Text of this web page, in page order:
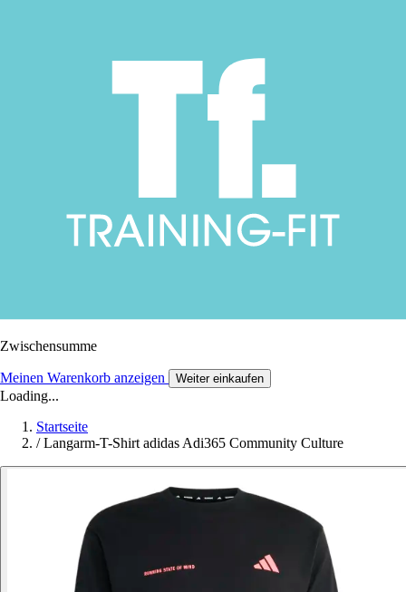
Zwischensumme
Meinen Warenkorb anzeigen Weiter einkaufen
Loading...
Startseite
/ Langarm-T-Shirt adidas Adi365 Community Culture